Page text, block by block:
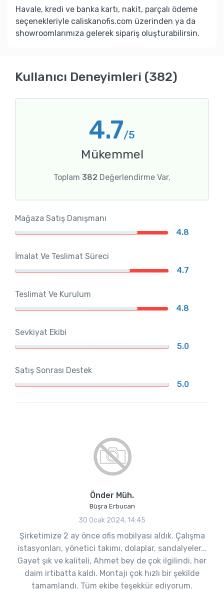
Havale, kredi ve banka kartı, nakit, parçalı ödeme
seçenekleriyle caliskanofis.com üzerinden ya da
showroomlarımıza gelerek sipariş oluşturabilirsin.
Kullanıcı Deneyimleri (382)
4.7/5
Mükemmel
Toplam 382 Değerlendirme Var.
Mağaza Satış Danışmanı
4.8
İmalat Ve Teslimat Süreci
4.7
Teslimat Ve Kurulum
4.8
Sevkiyat Ekibi
5.0
Satış Sonrası Destek
5.0
Önder Müh.
Büşra Erbucan
30 Ocak 2024, 14:45
Şirketimize 2 ay önce ofis mobilyası aldık. Çalışma
istasyonları, yönetici takımı, dolaplar, sandalyeler...
Gayet şık ve kaliteli, Ahmet bey de çok ilgilindi, her
daim irtibatta kaldı. Montajı çok hızlı bir şekilde
tamamlandı. Tüm ekibe teşekkür ediyorum.